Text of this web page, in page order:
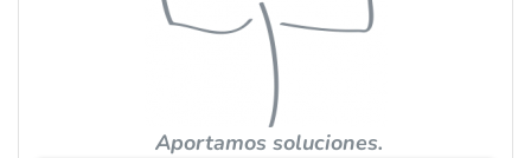
Aportamos soluciones.